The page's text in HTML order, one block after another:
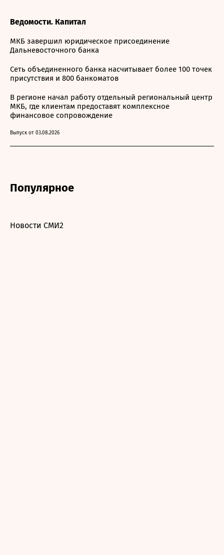
Ведомости. Капитал
МКБ завершил юридическое присоединение
Дальневосточного банка
Сеть объединенного банка насчитывает более 100 точек
присутствия и 800 банкоматов
В регионе начал работу отдельный региональный центр
МКБ, где клиентам предоставят комплексное
финансовое сопровождение
Выпуск от 03.08.2026
Популярное
Новости СМИ2